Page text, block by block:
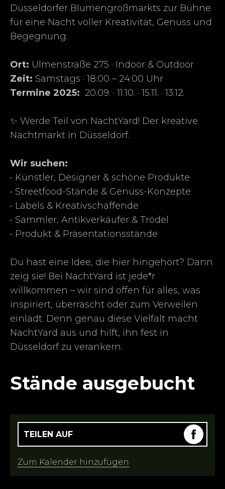
Düsseldorfer Blumengroßmarkts zur Bühne
für eine Nacht voller Kreativität, Genuss und
Begegnung.
Ort: Ulmenstraße 275 · Indoor & Outdoor
Zeit: Samstags · 18:00 – 24:00 Uhr
Termine 2025: 20.09. · 11.10. · 15.11. · 13.12.
✨ Werde Teil von NachtYard! Der kreative
Nachtmarkt in Düsseldorf.
Wir suchen:
• Künstler, Designer & schöne Produkte
• Streetfood-Stände & Genuss-Konzepte
• Labels & Kreativschaffende
• Sammler, Antikverkäufer & Trödel
• Produkt & Präsentationsstände
Du hast eine Idee, die hier hingehört? Dann
zeig sie! Bei NachtYard ist jede*r
willkommen – wir sind offen für alles, was
inspiriert, überrascht oder zum Verweilen
einlädt. Denn genau diese Vielfalt macht
NachtYard aus und hilft, ihn fest in
Düsseldorf zu verankern.
Stände ausgebucht
TEILEN AUF
Zum Kalender hinzufügen